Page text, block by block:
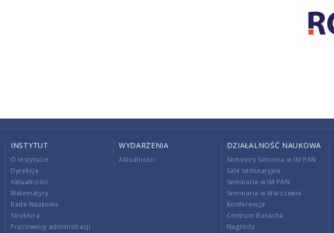
INSTYTUT
O Instytucie
Dyrekcja
Aktualności
Matematycy
Rada Naukowa
Struktura
Pracownicy administracji
WYDARZENIA
Aktualności
DZIAŁALNOŚĆ NAUKOWA
Semestry Simonsa w IM PAN
Sale seminaryjne
Seminaria w IM PAN
Seminaria w Warszawie
Konferencje
Centrum Banacha
Nagrody